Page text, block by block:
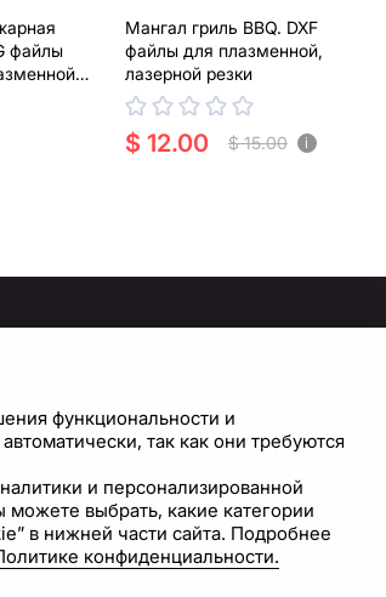
файлы
Мангал гриль BBQ. DXF
файлы для плазменной,
лазерной резки
$ 12.00 $ 15.00 i
Напишите нам
функциональности и
так как они требуются
и персонализированной
можете выбрать, какие категории
в нижней части сайта. Подробнее
конфиденциальности.